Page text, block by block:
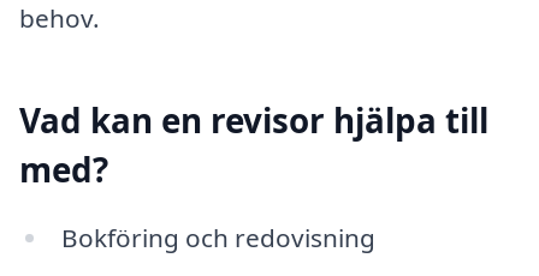
behov.
Vad kan en revisor hjälpa till
med?
Bokföring och redovisning